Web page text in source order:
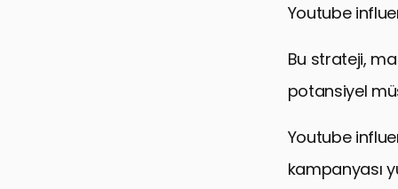
Youtube
Bu strateji,
potansiyel
Youtube
kampanyası